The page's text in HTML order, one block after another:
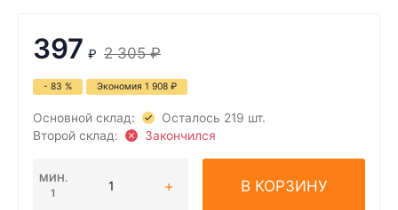
397 ₽ 2 305 ₽
- 83 % Экономия 1 908 ₽
Основной склад:
Осталось 219 шт.
Второй склад:
Закончился
МИН.
1
В КОРЗИНУ